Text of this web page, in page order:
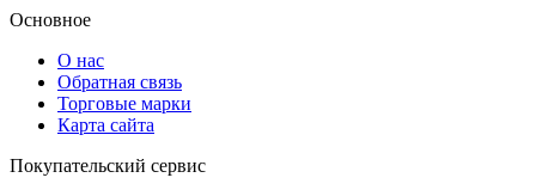
Основное
О нас
Обратная связь
Торговые марки
Карта сайта
Покупательский сервис